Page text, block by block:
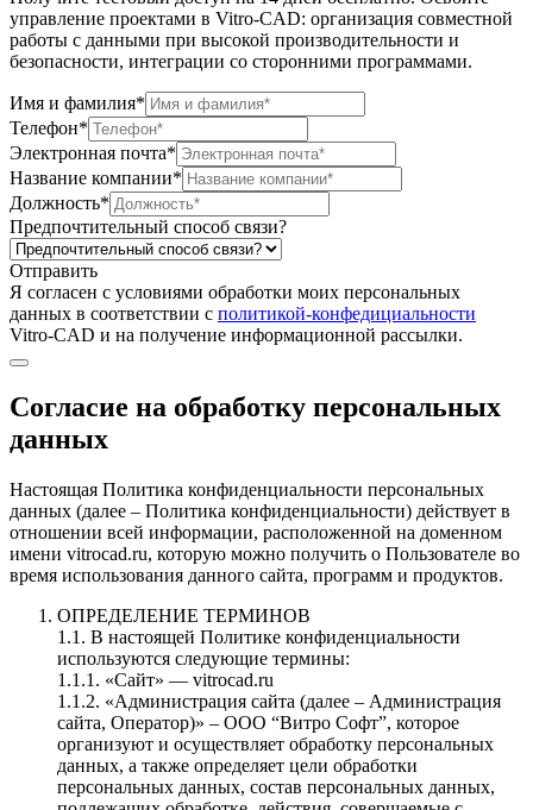
управление проектами в Vitro-CAD: организация совместной
работы с данными при высокой производительности и
безопасности, интеграции со сторонними программами.
Имя и фамилия*
Телефон*
Электронная почта*
Название компании*
Должность*
Предпочтительный способ связи?
Отправить
Я согласен c условиями обработки моих персональных
данных в соответствии с политикой-конфедициальности
Vitro-CAD и на получение информационной рассылки.
Согласие на обработку персональных
данных
Настоящая Политика конфиденциальности персональных
данных (далее – Политика конфиденциальности) действует в
отношении всей информации, расположенной на доменном
имени vitrocad.ru, которую можно получить о Пользователе во
время использования данного сайта, программ и продуктов.
ОПРЕДЕЛЕНИЕ ТЕРМИНОВ
1.1. В настоящей Политике конфиденциальности
используются следующие термины:
1.1.1. «Сайт» — vitrocad.ru
1.1.2. «Администрация сайта (далее – Администрация
сайта, Оператор)» – ООО “Витро Софт”, которое
организуют и осуществляет обработку персональных
данных, а также определяет цели обработки
персональных данных, состав персональных данных,